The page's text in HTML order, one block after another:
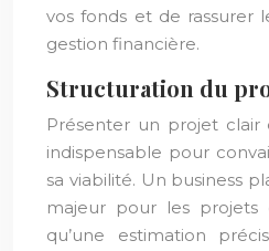
vos fonds et de rassurer
gestion financière.
Structuration du
Présenter un projet
indispensable pour
sa viabilité. Un business
majeur pour les projets
qu’une estimation